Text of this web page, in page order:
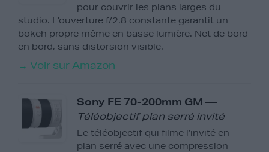
pour couvrir les plans larges du
studio. L’ouverture f/2.8 constante garantit un
bokeh propre même en basse lumière. Net de bord
en bord, sans distorsion visible.
→ Voir sur Amazon
Sony FE 70-200mm GM —
Téléobjectif plan serré invité
Le téléobjectif qui filme l’invité en
plan serré avec une compression